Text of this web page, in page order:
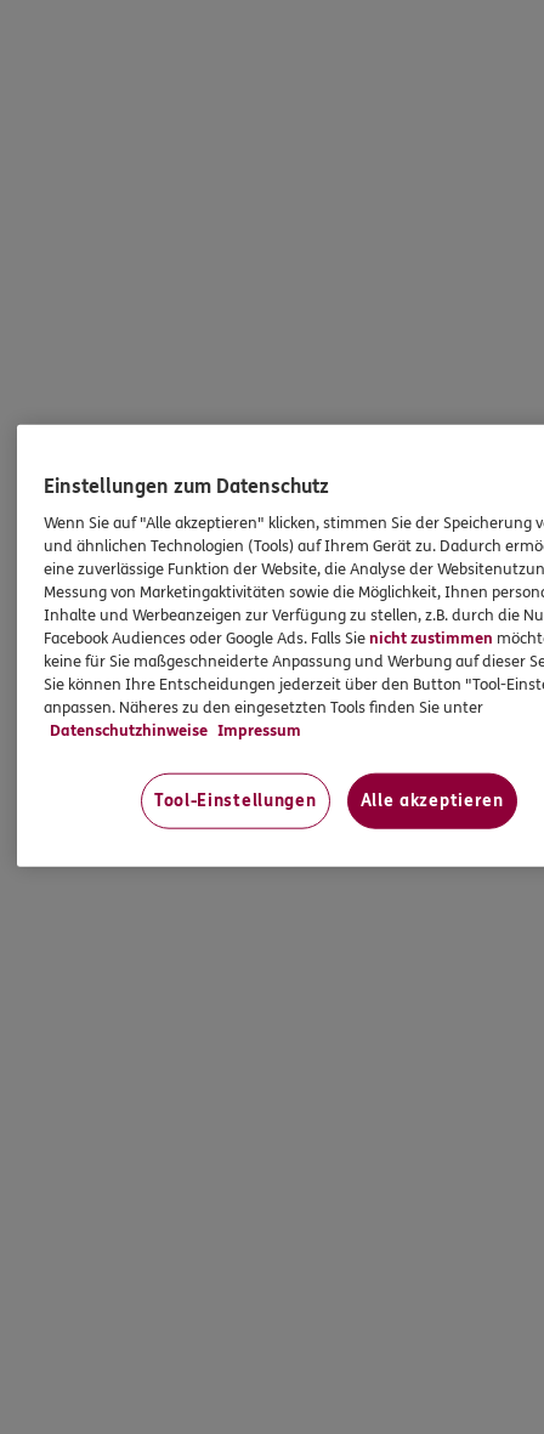
Einstellungen zum Datenschutz
Wenn Sie auf "Alle akzeptieren" klicken, stimmen Sie der Speicherung
und ähnlichen Technologien (Tools) auf Ihrem Gerät zu. Dadurch
eine zuverlässige Funktion der Website, die Analyse der
Messung von Marketingaktivitäten sowie die Möglichkeit, Ihnen
Inhalte und Werbeanzeigen zur Verfügung zu stellen, z.B. durch die
Facebook Audiences oder Google Ads. Falls Sienicht zustimmen
keine für Sie maßgeschneiderte Anpassung und Werbung auf dieser
Sie können Ihre Entscheidungen jederzeit über den Button "Tool-
anpassen. Näheres zu den eingesetzten Tools finden Sie unter
Datenschutzhinweise Impressum
Tool-Einstellungen Alle akzeptieren